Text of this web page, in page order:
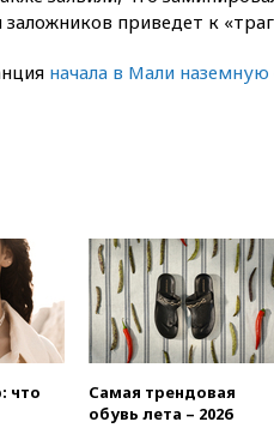
приведет к
начала в Мали
что
Самая трендовая
обувь лета – 2026